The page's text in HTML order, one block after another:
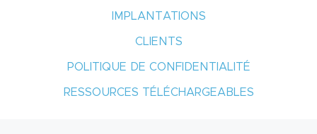
IMPLANTATIONS
CLIENTS
POLITIQUE DE CONFIDENTIALITÉ
RESSOURCES TÉLÉCHARGEABLES